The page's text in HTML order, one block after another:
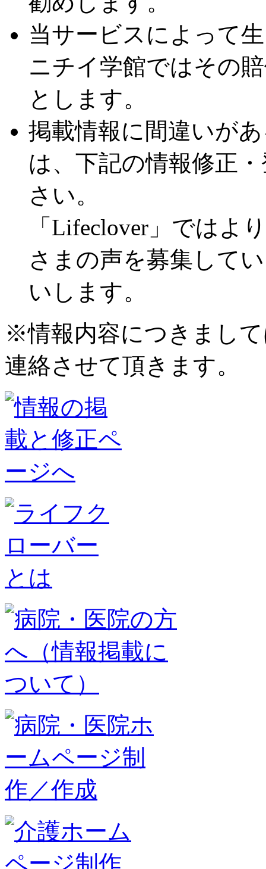
当サービスによって
ニチイ学館ではその
とします。
掲載情報に間違いが
は、下記の情報修正
さい。
「Lifeclover」ではよ
さまの声を募集して
いします。
※情報内容につきまし
連絡させて頂きます。